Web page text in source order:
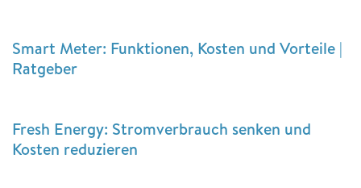
Smart Meter: Funktionen, Kosten und Vorteile |
Ratgeber
Fresh Energy: Stromverbrauch senken und
Kosten reduzieren